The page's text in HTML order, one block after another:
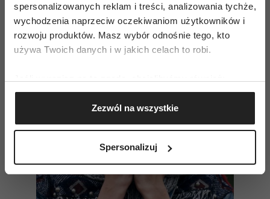
spersonalizowanych reklam i treści, analizowania tychże,
wychodzenia naprzeciw oczekiwaniom użytkowników i
rozwoju produktów. Masz wybór odnośnie tego, kto
używa Twoich danych i w jakich celach to robi.
Gromadzić dane dotyczące Twojej lokalizacji
geograficznej z dokładnością nawet do kilku metrów
Identyfikować Twoje urządzenie, aktywnie
(fingerprinting, czyli wirtualny odcisk palca)
dane są przetwarzane oraz ustaw własne preferencje w
Zezwól na wszystkie
Spersonalizuj